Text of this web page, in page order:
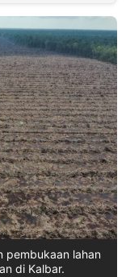
pembukaan lahan
di Kalbar.